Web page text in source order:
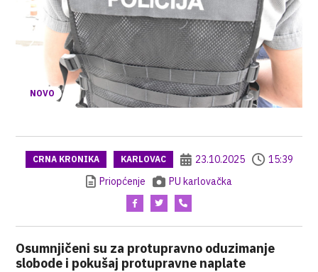
NOVO
CRNA KRONIKA KARLOVAC 23.10.2025
15:39
Priopćenje
PU karlovačka
Osumnjičeni su za protupravno oduzimanje
slobode i pokušaj protupravne naplate